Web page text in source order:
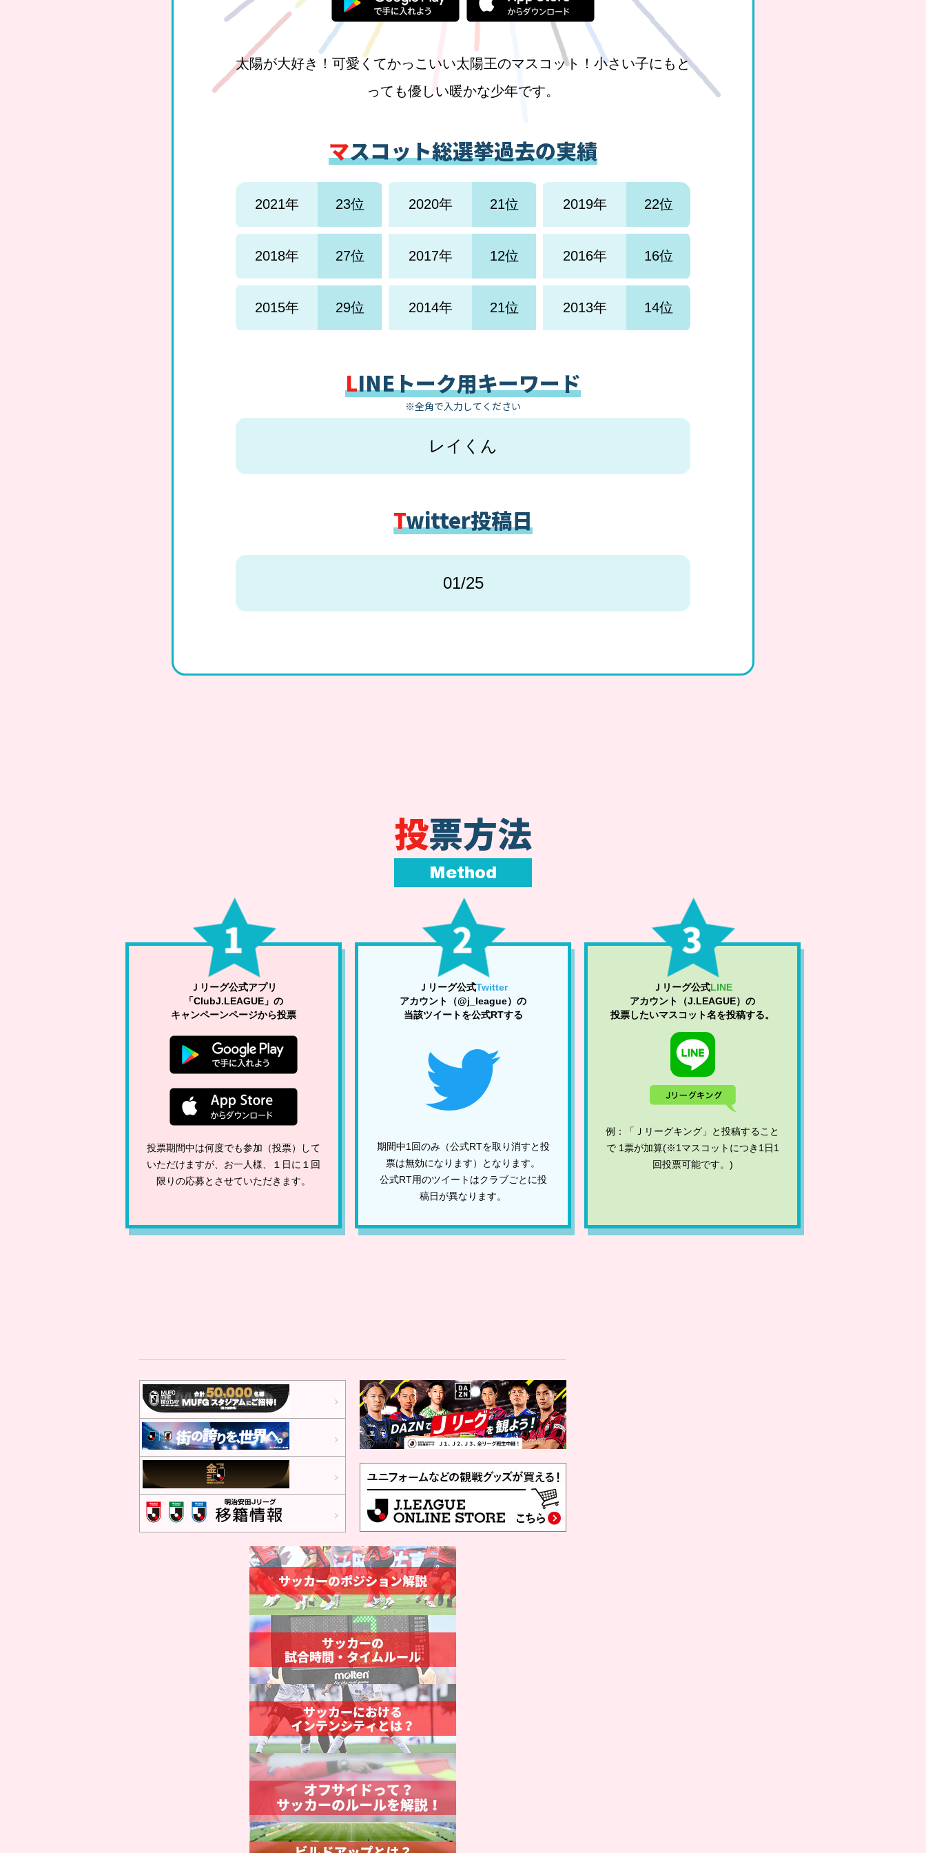
太陽が大好き！可愛くてかっこいい太陽王のマスコット！小さい子にもと
っても優しい暖かな少年です。
マスコット総選挙過去の実績
2021年 23位 2020年 21位 2019年 22位
2018年 27位 2017年 12位 2016年 16位
2015年 29位 2014年 21位 2013年 14位
LINEトーク用キーワード
※全角で入力してください
レイくん
Twitter投稿日
01/25
投票方法
Method
Ｊリーグ公式アプリ
「ClubJ.LEAGUE」の
キャンペーンページから投票
投票期間中は何度でも参加（投票）して
いただけますが、お一人様、１日に１回
限りの応募とさせていただきます。
Ｊリーグ公式Twitter
アカウント（@j_league）の
当該ツイートを公式RTする
期間中1回のみ（公式RTを取り消すと投
票は無効になります）となります。
公式RT用のツイートはクラブごとに投
稿日が異なります。
Ｊリーグ公式LINE
アカウント（J.LEAGUE）の
投票したいマスコット名を投稿する。
例：「Ｊリーグキング」と投稿すること
で 1票が加算(※1マスコットにつき1日1
回投票可能です。)